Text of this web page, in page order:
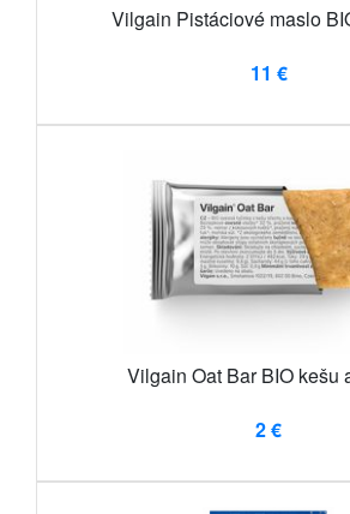
Vilgain Pistáciové maslo
11 €
Vilgain Oat Bar BIO kešu
2 €